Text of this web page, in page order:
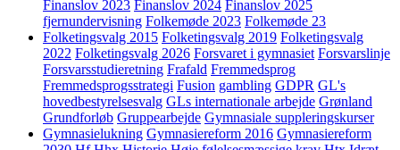
Finanslov 2023 Finanslov 2024 Finanslov 2025
fjernundervisning Folkemøde 2023 Folkemøde 23
Folketingsvalg 2015 Folketingsvalg 2019 Folketingsvalg
2022 Folketingsvalg 2026 Forsvaret i gymnasiet Forsvarslinje
Forsvarsstudieretning Frafald Fremmedsprog
Fremmedsprogsstrategi Fusion gambling GDPR GL's
hovedbestyrelsesvalg GLs internationale arbejde Grønland
Grundforløb Gruppearbejde Gymnasiale suppleringskurser
Gymnasielukning Gymnasiereform 2016 Gymnasiereform